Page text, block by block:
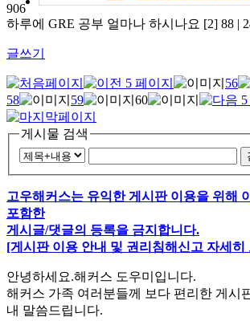
906
하루에 GRE 공부 얼마나 하시나요 [2] 88 |
글쓰기
56
58
59 60
게시물 검색
고우해커스는 유익한 게시판 이용을 위해
포함한
게시글/댓글의 등록을 금지합니다.
[게시판 이용 안내 및 권리침해신고 자세히
안녕하세요.해커스 도우미입니다.
해커스 가족 여러분들께 보다 편리한 게시
내 말씀드립니다.